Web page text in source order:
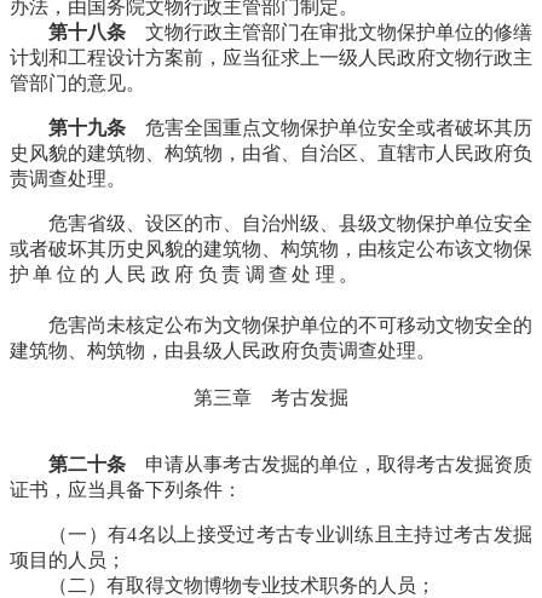
办法，由国务院文物行政主管部门制定。
第十八条 文物行政主管部门在审批文物保护单位的修缮
计划和工程设计方案前，应当征求上一级人民政府文物行政主
管部门的意见。
第十九条 危害全国重点文物保护单位安全或者破坏其历
史风貌的建筑物、构筑物，由省、自治区、直辖市人民政府负
责调查处理。
危害省级、设区的市、自治州级、县级文物保护单位安全
或者破坏其历史风貌的建筑物、构筑物，由核定公布该文物保
护单位的人民政府负责调查处理。
危害尚未核定公布为文物保护单位的不可移动文物安全的
建筑物、构筑物，由县级人民政府负责调查处理。
第三章 考古发掘
第二十条 申请从事考古发掘的单位，取得考古发掘资质
证书，应当具备下列条件：
（一）有4名以上接受过考古专业训练且主持过考古发掘
项目的人员；
（二）有取得文物博物专业技术职务的人员；